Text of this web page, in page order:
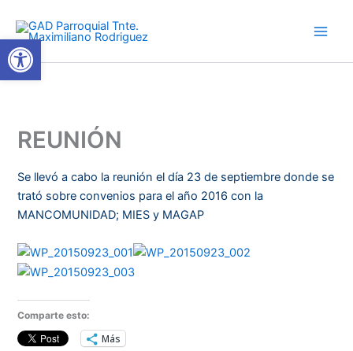
contenido
REUNIÓN
Se llevó a cabo la reunión el día 23 de septiembre donde se
trató sobre convenios para el año 2016 con la
MANCOMUNIDAD; MIES y MAGAP
Comparte esto:
Más
Abrir barra de herramientas